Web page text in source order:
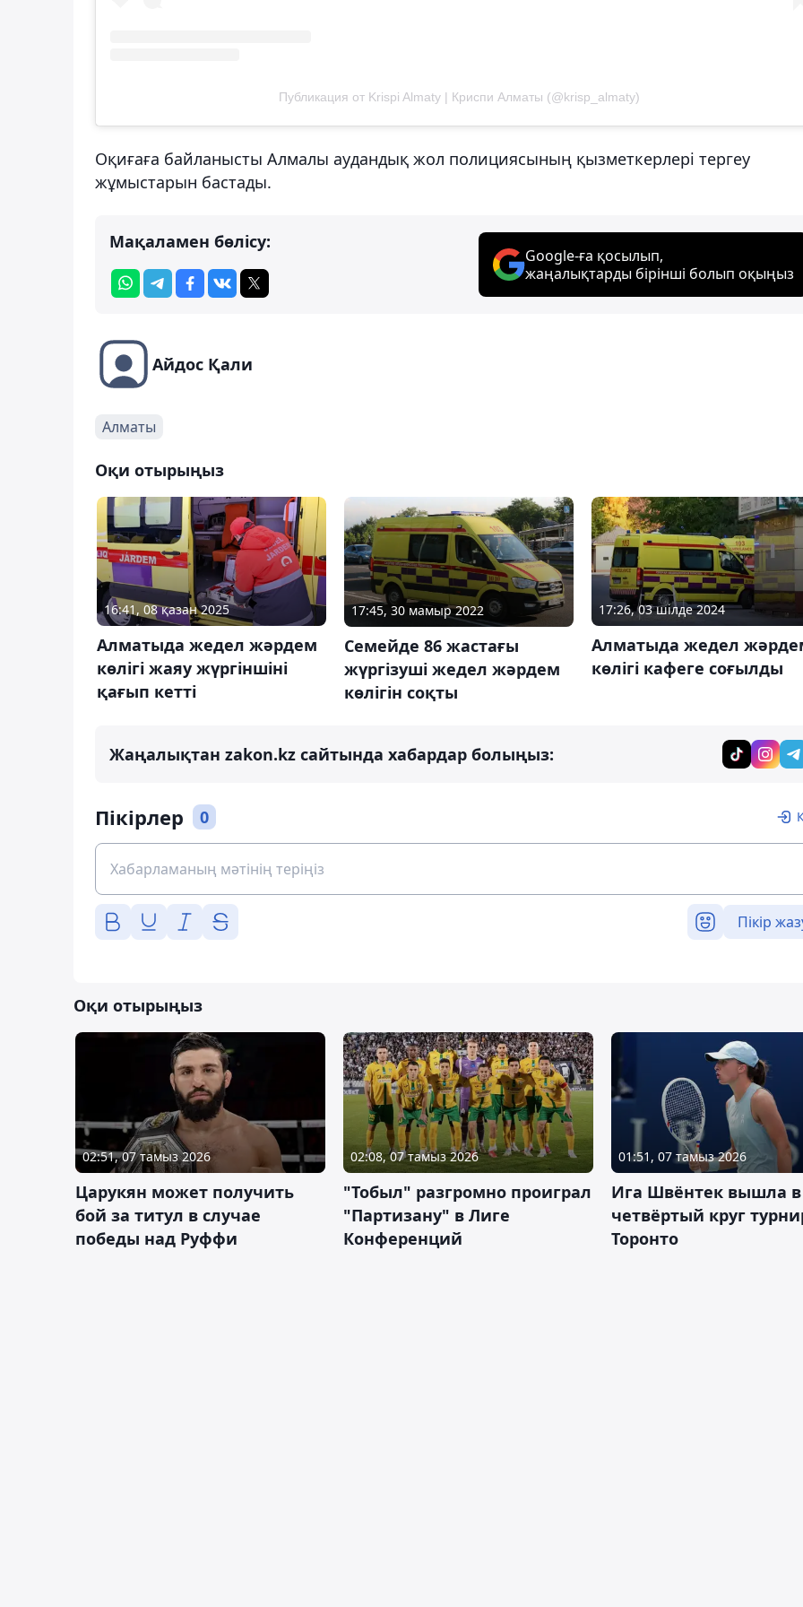
Публикация от Krispi Almaty | Криспи Алматы (@krisp_almaty)
Оқиғаға байланысты Алмалы аудандық жол полициясының қызметкерлері тергеу
жұмыстарын бастады.
Мақаламен бөлісу:
Google-ға қосылып,
жаңалықтарды бірінші болып оқыңыз
Айдос Қали
Алматы
Оқи отырыңыз
16:41, 08 қазан 2025
Алматыда жедел жәрдем
көлігі жаяу жүргіншіні
қағып кетті
17:45, 30 мамыр 2022
Семейде 86 жастағы
жүргізуші жедел жәрдем
көлігін соқты
17:26, 03 шілде 2024
Алматыда жедел
көлігі кафеге соғылды
Жаңалықтан zakon.kz сайтында хабардар болыңыз:
Пікірлер 0
Пікір
Оқи отырыңыз
02:51, 07 тамыз 2026
Царукян может получить
бой за титул в случае
победы над Руффи
02:08, 07 тамыз 2026
"Тобыл" разгромно проиграл
"Партизану" в Лиге
Конференций
01:51, 07 тамыз 2026
Ига Швёнтек вышла в
четвёртый круг
Торонто